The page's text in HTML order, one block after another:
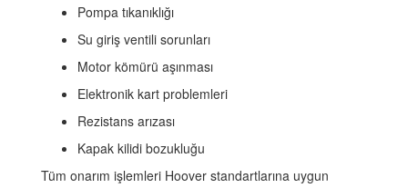
Pompa tıkanıklığı
Su giriş ventili sorunları
Motor kömürü aşınması
Elektronik kart problemleri
Rezistans arızası
Kapak kilidi bozukluğu
Tüm onarım işlemleri Hoover standartlarına uygun